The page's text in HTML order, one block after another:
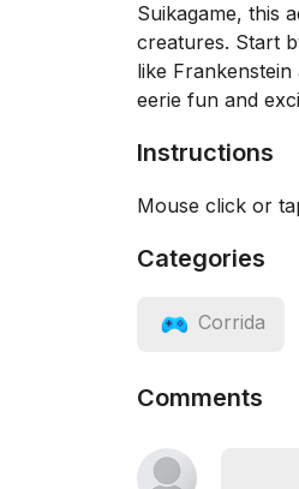
Suikagame, this
creatures. Start
like
eerie fun and
Instructions
Mouse click or
Categories
Corrida
Comments